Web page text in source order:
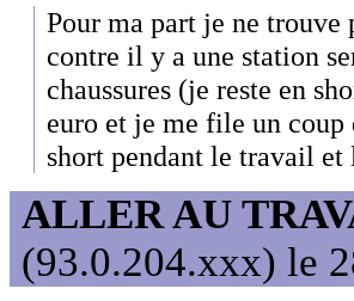
Pour ma part je ne trouve
contre il y a une station
chaussures (je reste en
euro et je me file un coup
short pendant le travail
ALLER AU
(93.0.204.xxx) le